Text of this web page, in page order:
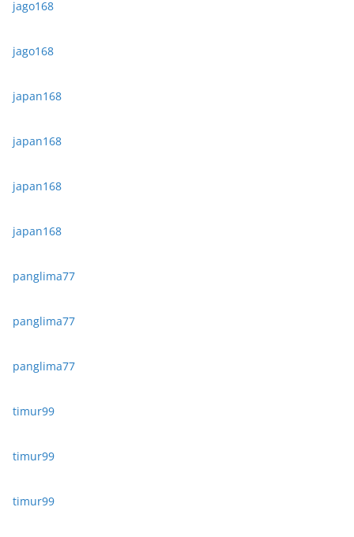
jago168
jago168
japan168
japan168
japan168
japan168
panglima77
panglima77
panglima77
timur99
timur99
timur99